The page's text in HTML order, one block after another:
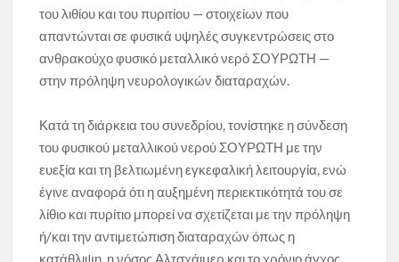
του λιθίου και του πυριτίου — στοιχείων που
απαντώνται σε φυσικά υψηλές συγκεντρώσεις στο
ανθρακούχο φυσικό μεταλλικό νερό ΣΟΥΡΩΤΗ —
στην πρόληψη νευρολογικών διαταραχών.
Κατά τη διάρκεια του συνεδρίου, τονίστηκε η σύνδεση
του φυσικού μεταλλικού νερού ΣΟΥΡΩΤΗ με την
ευεξία και τη βελτιωμένη εγκεφαλική λειτουργία, ενώ
έγινε αναφορά ότι η αυξημένη περιεκτικότητά του σε
λίθιο και πυρίτιο μπορεί να σχετίζεται με την πρόληψη
ή/και την αντιμετώπιση διαταραχών όπως η
κατάθλιψη, η νόσος Αλτσχάιμερ και το χρόνιο άγχος.